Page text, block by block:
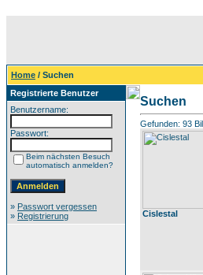
Home / Suchen
Registrierte Benutzer
Benutzername:
Passwort:
Beim nächsten Besuch
automatisch anmelden?
» Passwort vergessen
» Registrierung
Suchen
Gefunden: 93
Cislestal